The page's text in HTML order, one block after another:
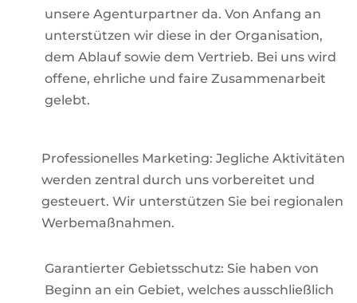
unsere Agenturpartner da. Von Anfang an
unterstützen wir diese in der Organisation,
dem Ablauf sowie dem Vertrieb. Bei uns wird
offene, ehrliche und faire Zusammenarbeit
gelebt.
Professionelles Marketing: Jegliche Aktivitäten
werden zentral durch uns vorbereitet und
gesteuert. Wir unterstützen Sie bei regionalen
Werbemaßnahmen.
Garantierter Gebietsschutz: Sie haben von
Beginn an ein Gebiet, welches ausschließlich